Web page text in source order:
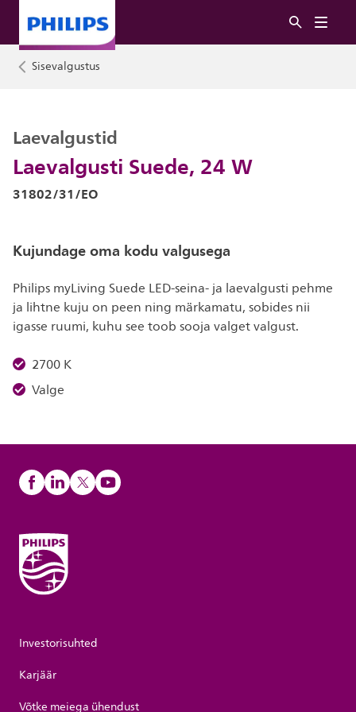
Sisevalgustus
Laevalgusti Suede, 24 W
Laevalgustid
31802/31/EO
Kujundage oma kodu valgusega
Philips myLiving Suede LED-seina- ja laevalgusti pehme
ja lihtne kuju on peen ning märkamatu, sobides nii
igasse ruumi, kuhu see toob sooja valget valgust.
2700 K
Valge
Investorisuhted
Karjäär
Võtke meiega ühendust